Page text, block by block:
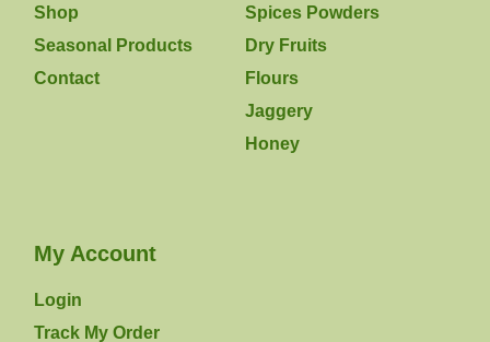
Shop
Seasonal Products
Contact
Spices Powders
Dry Fruits
Flours
Jaggery
Honey
My Account
Login
Track My Order